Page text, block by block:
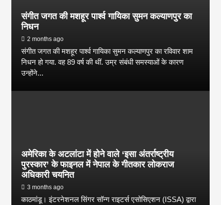
संगीत जगत की मशहूर पार्श्व गायिका सुमन कल्याणपुर का
निधन
2 months ago
संगीत जगत की मशहूर पार्श्व गायिका सुमन कल्याणपुर का रविवार शाम
निधन हो गया. वह 89 वर्ष की थीं. उम्र संबंधी समस्याओं के कारण
उन्होंने...
अमेरिका के अटलांटा में होने वाले ‘इसा अंतर्राष्ट्रीय
पुरस्कार’ के फाइनल में नेपाल के गीतकार लोकराज
अधिकारी चयनित
3 months ago
काठमांडू। इंटरनेशनल सिंगर सॉन्ग राइटर्स एसोसिएशन (ISSA) द्वारा